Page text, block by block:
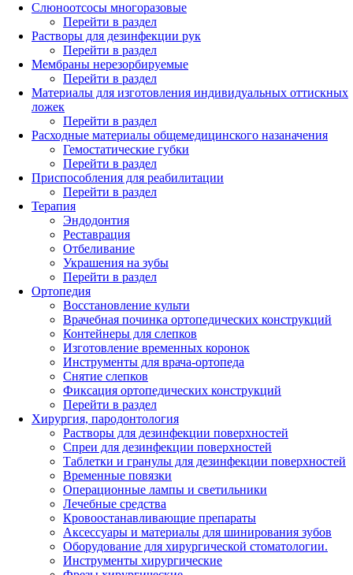
Слюноотсосы многоразовые
Перейти в раздел
Растворы для дезинфекции рук
Перейти в раздел
Мембраны нерезорбируемые
Перейти в раздел
Материалы для изготовления индивидуальных оттискных
ложек
Перейти в раздел
Расходные материалы общемедицинского назаначения
Гемостатические губки
Перейти в раздел
Приспособления для реабилитации
Перейти в раздел
Терапия
Эндодонтия
Реставрация
Отбеливание
Украшения на зубы
Перейти в раздел
Ортопедия
Восстановление культи
Врачебная починка ортопедических конструкций
Контейнеры для слепков
Изготовление временных коронок
Инструменты для врача-ортопеда
Снятие слепков
Фиксация ортопедических конструкций
Перейти в раздел
Хирургия, пародонтология
Растворы для дезинфекции поверхностей
Спреи для дезинфекции поверхностей
Таблетки и гранулы для дезинфекции поверхностей
Временные повязки
Операционные лампы и светильники
Лечебные средства
Кровоостанавливающие препараты
Аксессуары и материалы для шинирования зубов
Оборудование для хирургической стоматологии.
Инструменты хирургические